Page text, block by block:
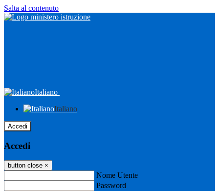
Salta al contenuto
Italiano
Italiano
Accedi
Accedi
button close ×
Nome Utente
Password